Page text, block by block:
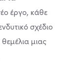
έργο, κάθε
σχέδιο
μιας